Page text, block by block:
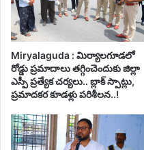
Miryalaguda : మిర్యాలగూడలో
రోడ్డు ప్రమాదాలు తగ్గించెందుకు జిల్లా
ఎస్పీ ప్రత్యేక చర్యలు.. బ్లాక్ స్పాట్లు,
ప్రమాదకర కూడళ్లు పరిశీలన..!